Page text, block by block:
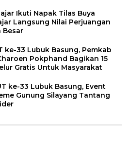
Ikuti Napak Tilas Buya
Langsung Nilai Perjuangan
Besar
ke-33 Lubuk Basung, Pemkab
Pokphand Bagikan 15
Gratis Untuk Masyarakat
ke-33 Lubuk Basung, Event
Gunung Silayang Tantang